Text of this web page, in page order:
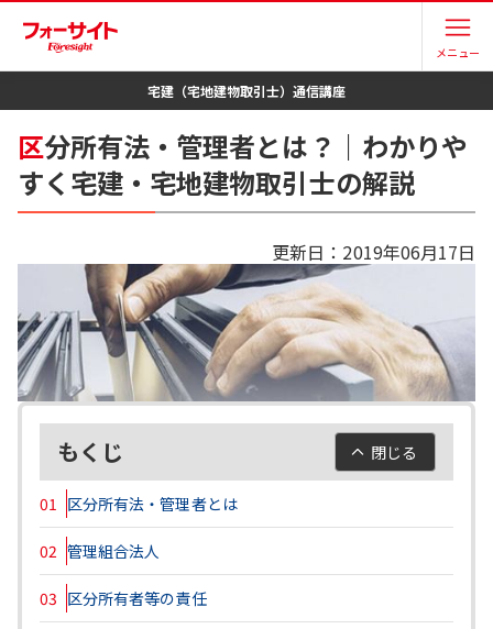
メニュー
宅建（宅地建物取引士）通信講座
区分所有法・管理者とは？｜わかりや
すく宅建・宅地建物取引士の解説
更新日： 2019年06月17日
もくじ 閉じる
01 区分所有法・管理者とは
02 管理組合法人
03 区分所有者等の責任